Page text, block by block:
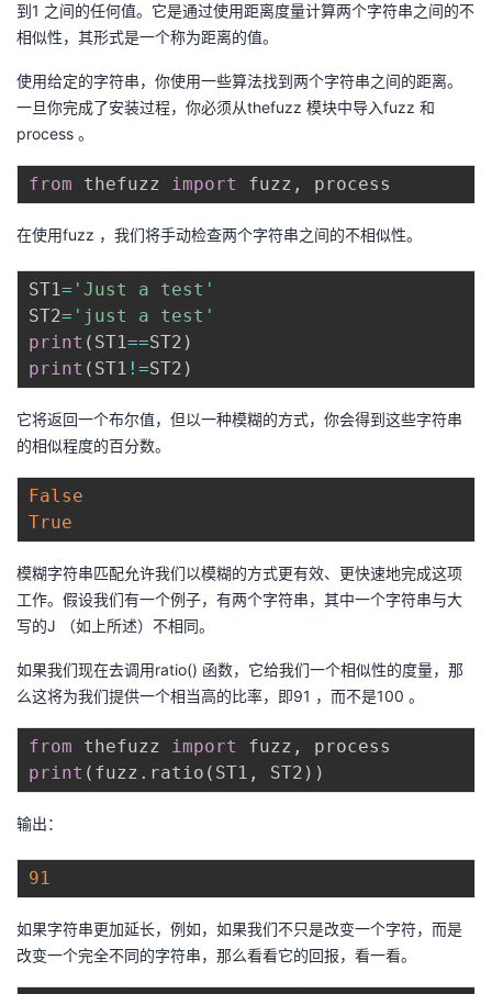
堂
我
课
程
的
认
证
我
的
实
验
我
的
收
藏
我
技
支
持
的
声
建
议
到1 之间的任何值。它是通过使用距离度量计算两个字符串之间的不
相似性，其形式是一个称为距离的值。
使用给定的字符串，你使用一些算法找到两个字符串之间的距离。
一旦你完成了安装过程，你必须从thefuzz 模块中导入fuzz 和
process 。
from thefuzz import fuzz ,
在使用fuzz ，我们将手动检查两个字符串之间的不相似性。
ST1= 'Just a test'
ST2= 'just a test'
print ( ST1==ST2 )
print ( ST1 !=ST2 )
它将返回一个布尔值，但以一种模糊的方式，你会得到这些字符串
的相似程度的百分数。
False
True
模糊字符串匹配允许我们以模糊的方式更有效、更快速地完成这项
工作。假设我们有一个例子，有两个字符串，其中一个字符串与大
写的J （如上所述）不相同。
如果我们现在去调用ratio() 函数，它给我们一个相似性的度量，那
么这将为我们提供一个相当高的比率，即91 ，而不是100 。
from thefuzz import fuzz ,
print ( fuzz . ratio ( ST1 , ST2 ) )
输出：
91
如果字符串更加延长，例如，如果我们不只是改变一个字符，而是
改变一个完全不同的字符串，那么看看它的回报，看一看。